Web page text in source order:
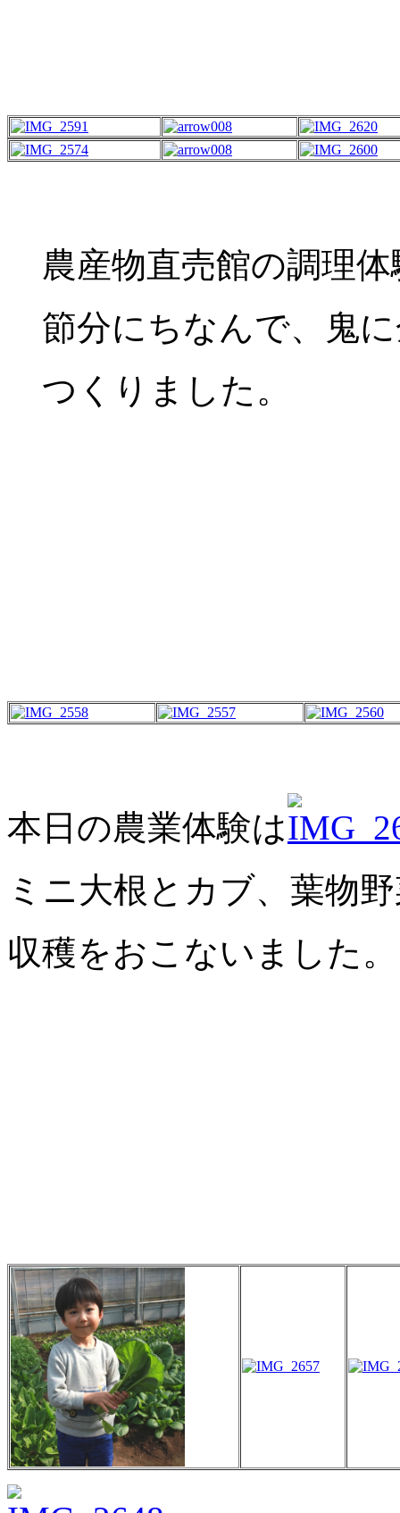
農産物直売館の調理体
節分にちなんで、鬼
つくりました。
本日の農業体験は
ミニ大根とカブ、葉物
収穫をおこないました。